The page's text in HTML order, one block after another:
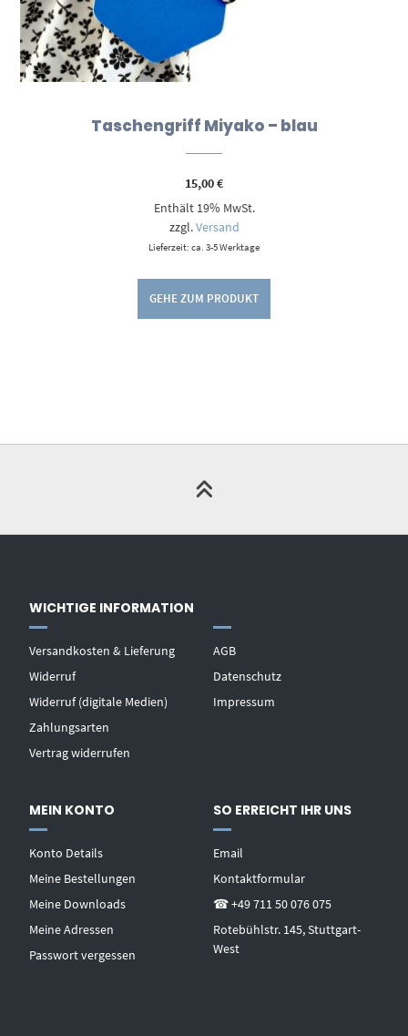
Taschengriff Miyako – blau
15,00€
Enthält 19% MwSt.
zzgl.Versand
Lieferzeit: ca. 3-5 Werktage
GEHE ZUM PRODUKT
WICHTIGE INFORMATION
Versandkosten & Lieferung
Widerruf
Widerruf (digitale Medien)
Zahlungsarten
Vertrag widerrufen
AGB
Datenschutz
Impressum
MEIN KONTO
Konto Details
Meine Bestellungen
Meine Downloads
Meine Adressen
Passwort vergessen
SO ERREICHT IHR UNS
Email
Kontaktformular
☎ +49 711 50 076 075
Rotebühlstr. 145, Stuttgart-
West